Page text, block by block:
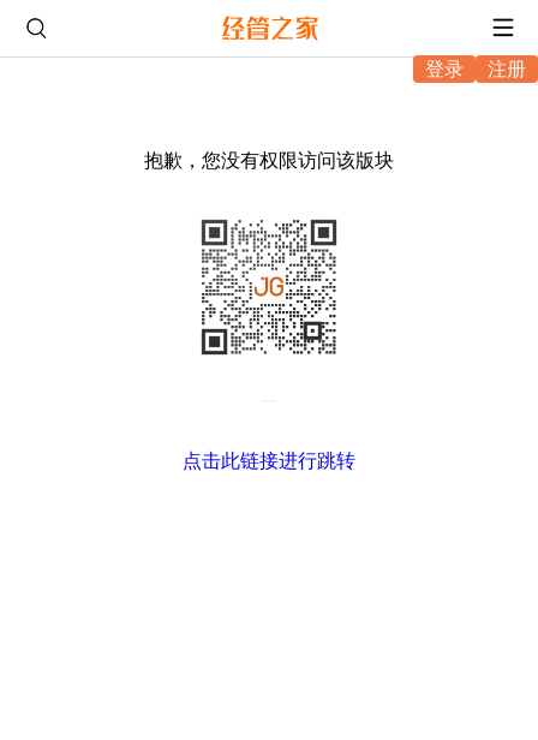
登录 注册
抱歉，您没有权限访问该版块
点击此链接进行跳转